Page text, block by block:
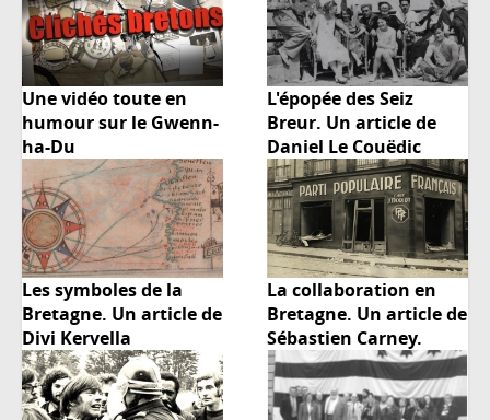
Une vidéo toute en
humour sur le Gwenn-
ha-Du
L'épopée des Seiz
Breur. Un article de
Daniel Le Couëdic
Les symboles de la
Bretagne. Un article de
Divi Kervella
La collaboration en
Bretagne. Un article de
Sébastien Carney.